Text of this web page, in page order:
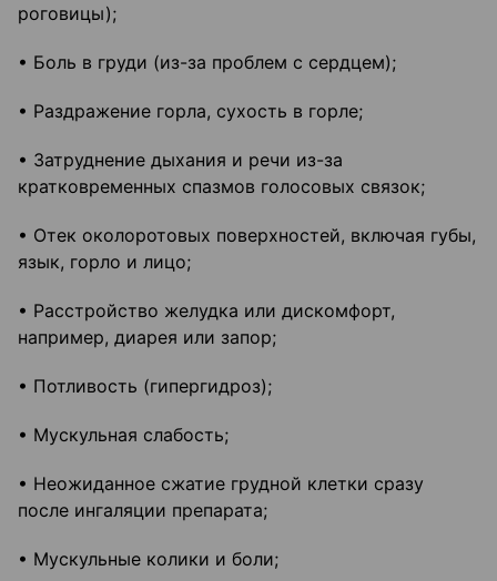
роговицы);
• Боль в груди (из-за проблем с сердцем);
• Раздражение горла, сухость в горле;
• Затруднение дыхания и речи из-за
кратковременных спазмов голосовых связок;
• Отек околоротовых поверхностей, включая губы,
язык, горло и лицо;
• Расстройство желудка или дискомфорт,
например, диарея или запор;
• Потливость (гипергидроз);
• Мускульная слабость;
• Неожиданное сжатие грудной клетки сразу
после ингаляции препарата;
• Мускульные колики и боли;